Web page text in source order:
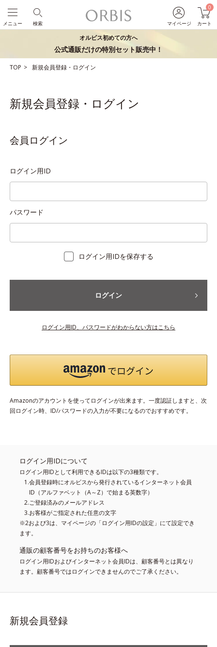
マイページ
0
カート
検索
メニュー
オルビス初めての方へ
公式通販だけの特別セット販売中！
TOP 新規会員登録・ログイン
新規会員登録・ログイン
会員ログイン
ログイン用ID
パスワード
ログイン用IDを保存する
ログイン
ログイン用ID、パスワードがわからない方はこちら
Amazonのアカウントを使ってログインが出来ます。一度認証しますと、次
回ログイン時、ID/パスワードの入力が不要になるのでおすすめです。
ログイン用IDについて
ログイン用IDとして利用できるIDは以下の3種類です。
会員登録時にオルビスから発行されているインターネット会員
ID（アルファベット（A～Z）で始まる英数字）
ご登録済みのメールアドレス
お客様がご指定された任意の文字
※2および3は、マイページの「ログイン用IDの設定」にて設定でき
ます。
通販の顧客番号をお持ちのお客様へ
ログイン用IDおよびインターネット会員IDは、顧客番号とは異なり
ます。顧客番号ではログインできませんのでご了承ください。
新規会員登録